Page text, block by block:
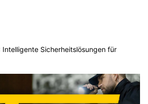
Intelligente Sicherheitslösungen für